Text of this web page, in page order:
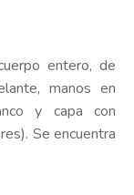
entero, de
manos en
y capa con
Se encuentra